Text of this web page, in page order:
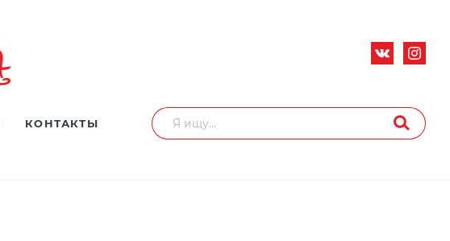
КОНТАКТЫ